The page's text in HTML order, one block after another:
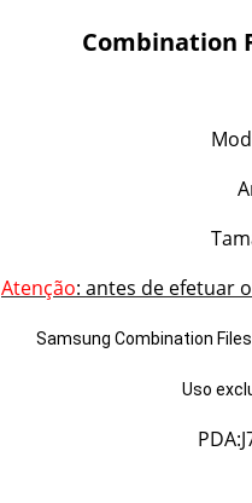
Combination
Atenção: antes de efetuar
Samsung Combination
Uso